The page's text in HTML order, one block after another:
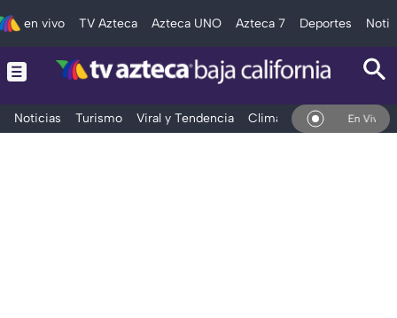
en vivo TV Azteca Azteca UNO Azteca 7 Deportes
Noticias Turismo Viral y Tendencia Clima Deportes En Vivo